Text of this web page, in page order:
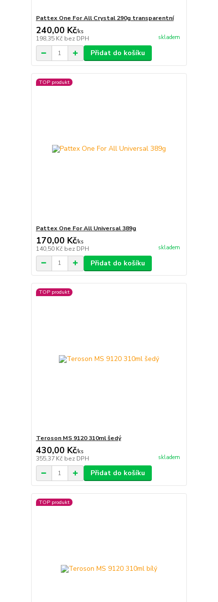
Pattex One For All Crystal 290g transparentní
240,00 Kč/ks
198,35 Kč bez DPH skladem
Přidat do košíku
TOP produkt
Pattex One For All Universal 389g
170,00 Kč/ks
140,50 Kč bez DPH skladem
Přidat do košíku
TOP produkt
Teroson MS 9120 310ml šedý
430,00 Kč/ks
355,37 Kč bez DPH skladem
Přidat do košíku
TOP produkt